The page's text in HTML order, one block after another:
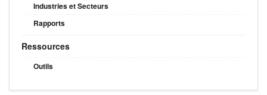
Industries et Secteurs
Rapports
Ressources
Outils